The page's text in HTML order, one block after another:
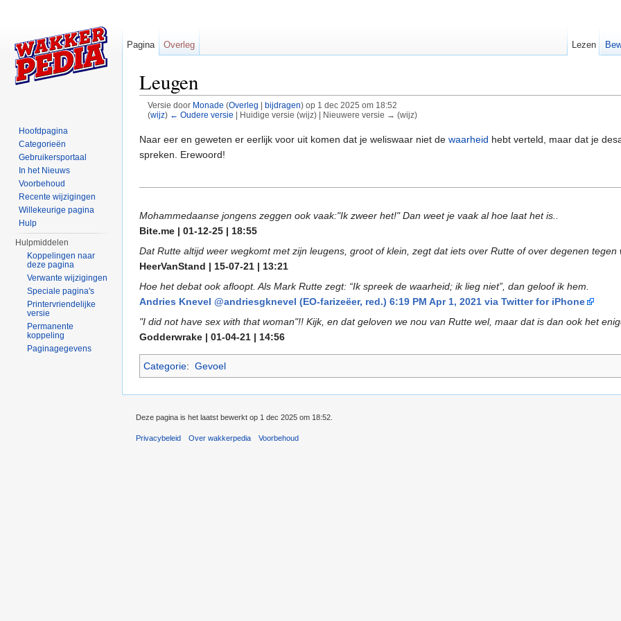
Leugen
Versie door Monade (Overleg bijdragen)op 1 dec 2025 om 18:52
(wijz) ← Oudere versie | Huidige versie (wijz) | Nieuwere versie → (wijz)
Naar eer en geweten er eerlijk voor uit komen dat je weliswaar niet de waarheid hebt verteld, maar dat je
spreken. Erewoord!
Mohammedaanse jongens zeggen ook vaak:"Ik zweer het!" Dan weet je vaak al hoe laat het is..
Bite.me | 01-12-25 | 18:55
Dat Rutte altijd weer wegkomt met zijn leugens, groot of klein, zegt dat iets over Rutte of over degenen tegen
HeerVanStand | 15-07-21 | 13:21
Hoe het debat ook afloopt. Als Mark Rutte zegt: “Ik spreek de waarheid; ik lieg niet”, dan geloof ik hem.
Andries Knevel @andriesgknevel (EO-farizeëer, red.) 6:19 PM Apr 1, 2021 via Twitter for iPhone
"I did not have sex with that woman"!! Kijk, en dat geloven we nou van Rutte wel, maar dat is dan ook het
Godderwrake | 01-04-21 | 14:56
Categorie: Gevoel
Pagina Overleg Lezen
Hoofdpagina
Categorieën
Gebruikersportaal
In het Nieuws
Voorbehoud
Recente wijzigingen
Willekeurige pagina
Hulp
Hulpmiddelen
Koppelingen naar
deze pagina
Verwante wijzigingen
Speciale pagina's
Printervriendelijke
versie
Permanente
koppeling
Paginagegevens
Deze pagina is het laatst bewerkt op 1 dec 2025 om 18:52.
Privacybeleid Over wakkerpedia Voorbehoud